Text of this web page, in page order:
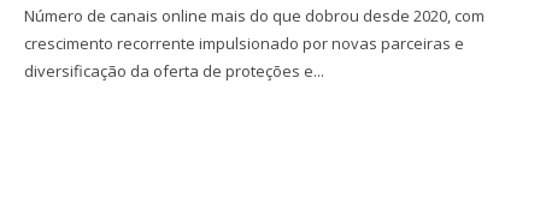
Número de canais online mais do que dobrou desde 2020, com
crescimento recorrente impulsionado por novas parceiras e
diversificação da oferta de proteções e...